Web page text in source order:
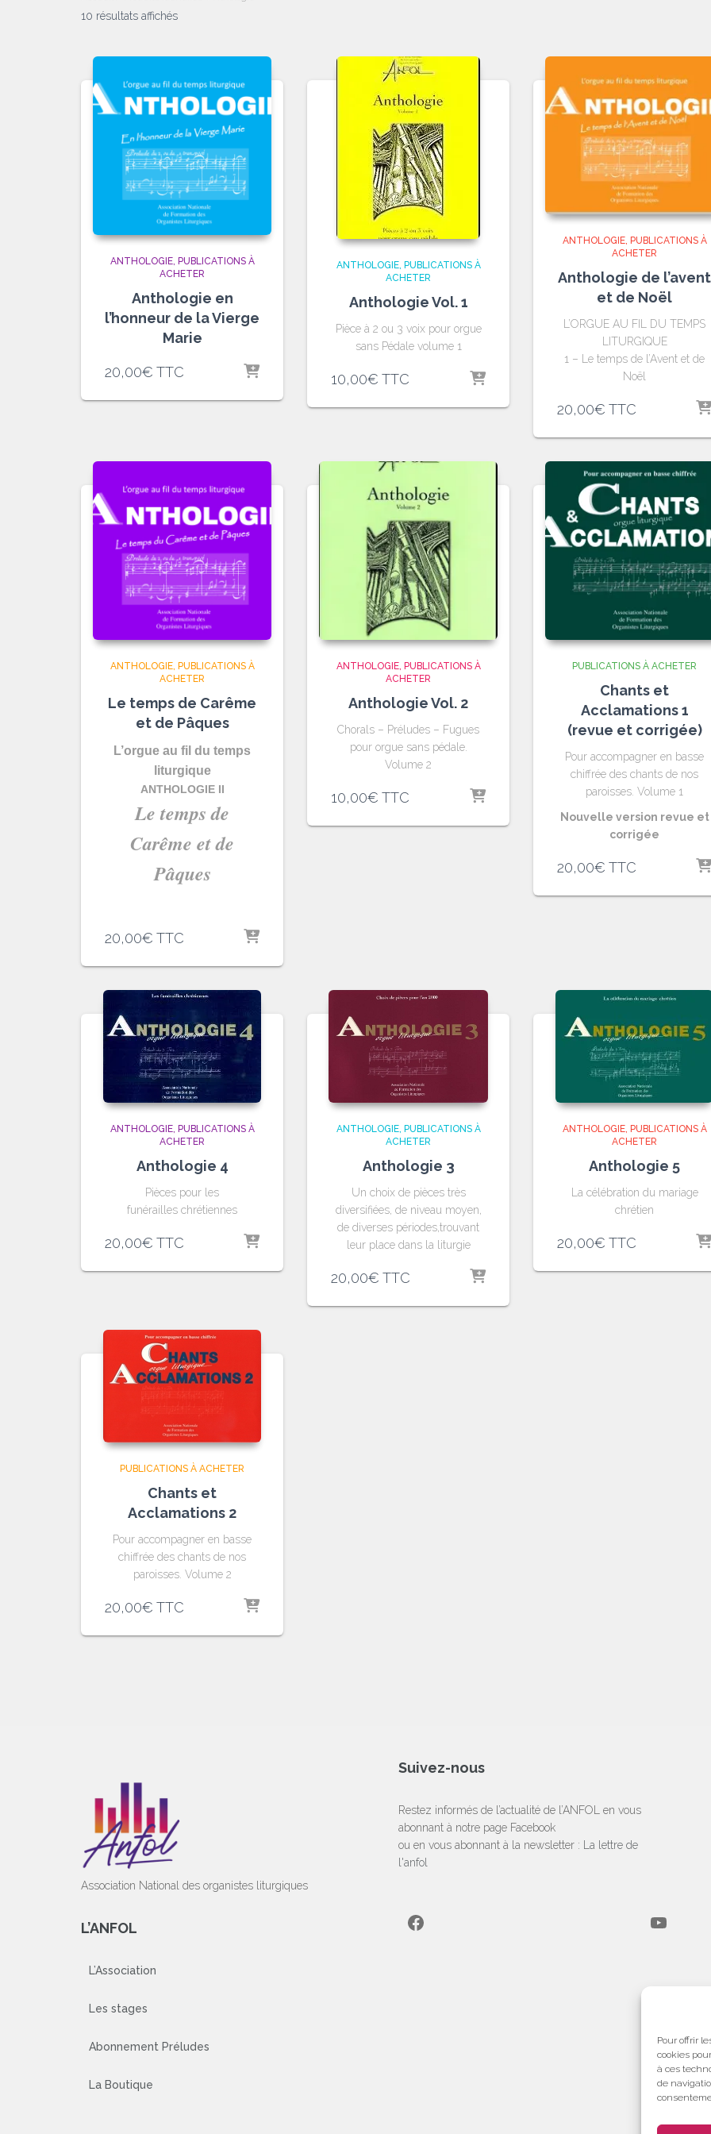
Pour offrir
cookies
à ces
de
10 résultats affichésTrié
ANTHOLOGIE
PUBLICATIONS À
ACHETER
Anthologie en
l’honneur de la Vierge
Marie
20,00€ TTC
ANTHOLOGIE
PUBLICATIONS À
ACHETER
Anthologie Vol. 1
Pièce à 2 ou 3 voix pour orgue
sans Pédale volume 1
10,00€ TTC
ANTHOLOGIE PUBLICATIONS À
ACHETER
Anthologie de l’avent
et de Noël
L’ORGUE AU FIL DU TEMPS
LITURGIQUE
1 – Le temps de l’Avent et de
Noël
20,00€ TTC
ANTHOLOGIE PUBLICATIONS À
ACHETER
Le temps de Carême
et de Pâques
L’orgue au fil du temps
liturgique
ANTHOLOGIE II
Le temps de
Carême et de
Pâques
20,00€ TTC
ANTHOLOGIE PUBLICATIONS À
ACHETER
Anthologie Vol. 2
Chorals – Préludes – Fugues
pour orgue sans pédale.
Volume 2
10,00€ TTC
PUBLICATIONS À ACHETER
Chants et
Acclamations 1
(revue et corrigée)
Pour accompagner en basse
chiffrée des chants de nos
paroisses. Volume 1
Nouvelle version revue et
corrigée
20,00€ TTC
ANTHOLOGIE PUBLICATIONS À
ACHETER
Anthologie 4
Pièces pour les
funérailles chrétiennes
20,00€ TTC
ANTHOLOGIE PUBLICATIONS À
ACHETER
Anthologie 3
Un choix de pièces très
diversifiées, de niveau moyen,
de diverses périodes,trouvant
leur place dans la liturgie
20,00€ TTC
ANTHOLOGIE PUBLICATIONS À
ACHETER
Anthologie 5
La célébration du mariage
chrétien
20,00€ TTC
PUBLICATIONS À ACHETER
Chants et
Acclamations 2
Pour accompagner en basse
chiffrée des chants de nos
paroisses. Volume 2
20,00€ TTC
Association National des organistes liturgiques
L’ANFOL
L’Association
Les stages
Abonnement Préludes
La Boutique
Suivez-nous
Restez informés de l’actualité de l’ANFOL en vous
abonnant à notre page Facebook
ou en vous abonnant à la newsletter : La lettre de
l'anfol